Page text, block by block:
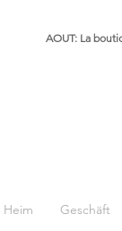
AOUT: La
Heim Geschäft